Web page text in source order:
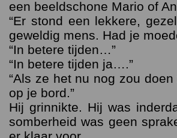
een beeldschone Mario of
“Er stond een lekkere,
geweldig mens. Had je
“In betere tijden…”
“In betere tijden ja….”
“Als ze het nu nog zou
op je bord.”
Hij grinnikte. Hij was
somberheid was geen